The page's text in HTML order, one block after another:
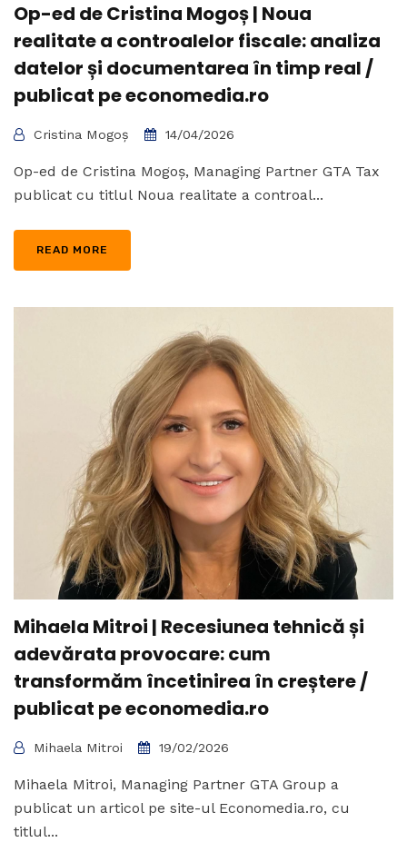
Op-ed de Cristina Mogoș | Noua
realitate a controalelor fiscale: analiza
datelor și documentarea în timp real /
publicat pe economedia.ro
Cristina Mogoș 14/04/2026
Op-ed de Cristina Mogoș, Managing Partner GTA Tax
publicat cu titlul Noua realitate a controal...
READ MORE
Mihaela Mitroi | Recesiunea tehnică și
adevărata provocare: cum
transformăm încetinirea în creștere /
publicat pe economedia.ro
Mihaela Mitroi 19/02/2026
Mihaela Mitroi, Managing Partner GTA Group a
publicat un articol pe site-ul Economedia.ro, cu
titlul...